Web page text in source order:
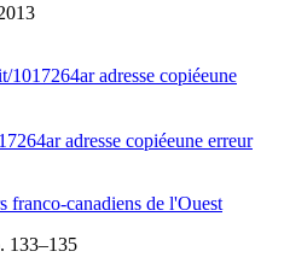
1017264aradresse copiéeune
adresse copiéeune erreur
franco-canadiens de l'Ouest
133–135